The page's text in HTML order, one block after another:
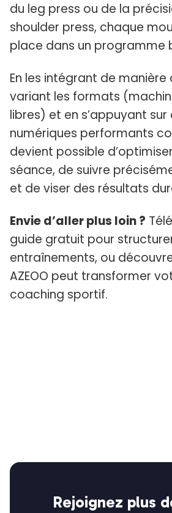
du leg press ou de la
shoulder press, chaque
place dans un programme
En les intégrant de manière
variant les formats
libres) et en s’appuyant sur
numériques performants
devient possible
séance, de suivre
et de viser des résultats
Envie d’aller plus loin ?
guide gratuit pour
entraînements, ou
AZEOO peut transformer
coaching sportif.
Rejoignez plus